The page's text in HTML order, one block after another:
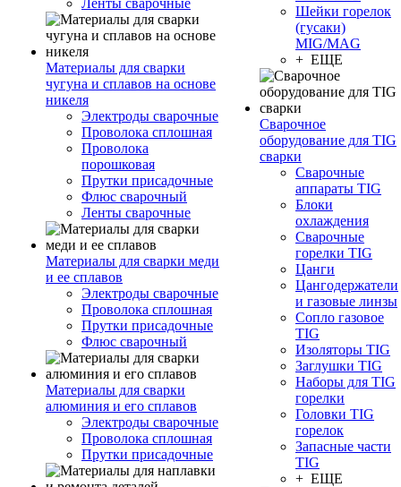
Ленты сварочные
Материалы для сварки
чугуна и сплавов на основе
никеля
Электроды сварочные
Проволока сплошная
Проволока
порошковая
Прутки присадочные
Флюс сварочный
Ленты сварочные
Материалы для сварки меди
и ее сплавов
Электроды сварочные
Проволока сплошная
Прутки присадочные
Флюс сварочный
Материалы для сварки
алюминия и его сплавов
Электроды сварочные
Проволока сплошная
Прутки присадочные
Шейки горелок
(гусаки)
MIG/MAG
+ ЕЩЕ
Сварочное
оборудование для TIG
сварки
Сварочные
аппараты TIG
Блоки
охлаждения
Сварочные
горелки TIG
Цанги
Цангодержатели
и газовые линзы
Сопло газовое
TIG
Изоляторы TIG
Заглушки TIG
Наборы для TIG
горелки
Головки TIG
горелок
Запасные части
TIG
+ ЕЩЕ